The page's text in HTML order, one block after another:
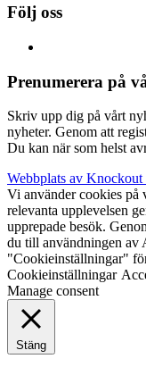
Följ oss
Prenumerera på
Skriv upp dig på vårt
nyheter. Genom att
Du kan när som helst
Webbplats av Knockout
Vi använder cookies på
relevanta upplevelsen
upprepade besök.
du till användningen av
"Cookieinställningar"
Cookieinställningar
Manage consent
Stäng